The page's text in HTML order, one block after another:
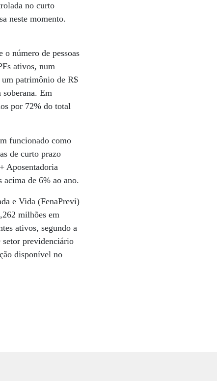
no curto
neste momento.
número de pessoas
ativos, num
um patrimônio de R$
Em
por 72% do total
funcionado como
de curto prazo
Aposentadoria
de 6% ao ano.
e Vida (FenaPrevi)
milhões em
ativos, segundo a
setor previdenciário
disponível no